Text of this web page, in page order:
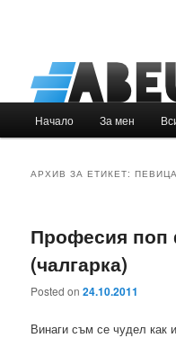
Към
Към
Начало За мен
АРХИВ ЗА ЕТИКЕТ:ПЕВИЦА
Професия поп
(чалгарка)
Posted on24.10.2011
Винаги съм се чудел как